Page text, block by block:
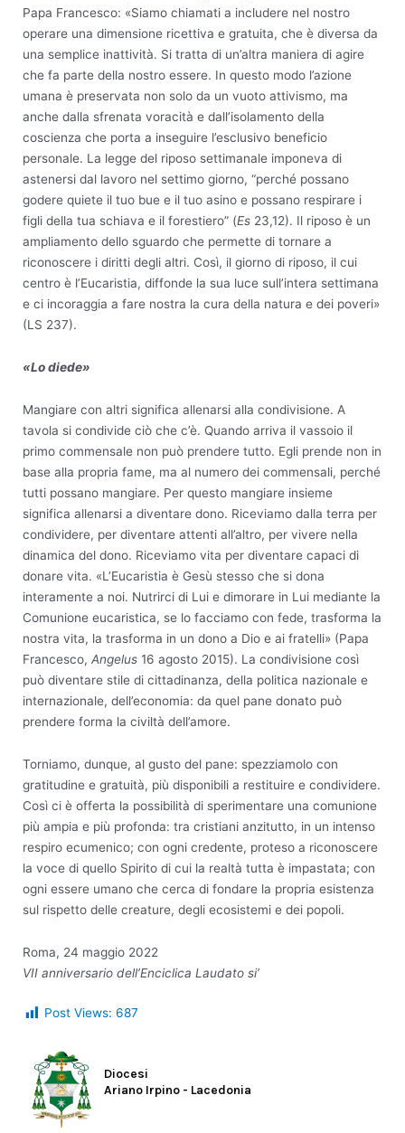
Papa Francesco: «Siamo chiamati a includere nel nostro
operare una dimensione ricettiva e gratuita, che è diversa da
una semplice inattività. Si tratta di un’altra maniera di agire
che fa parte della nostro essere. In questo modo l’azione
umana è preservata non solo da un vuoto attivismo, ma
anche dalla sfrenata voracità e dall’isolamento della
coscienza che porta a inseguire l’esclusivo beneficio
personale. La legge del riposo settimanale imponeva di
astenersi dal lavoro nel settimo giorno, “perché possano
godere quiete il tuo bue e il tuo asino e possano respirare i
figli della tua schiava e il forestiero” (Es 23,12). Il riposo è un
ampliamento dello sguardo che permette di tornare a
riconoscere i diritti degli altri. Così, il giorno di riposo, il cui
centro è l’Eucaristia, diffonde la sua luce sull’intera settimana
e ci incoraggia a fare nostra la cura della natura e dei poveri»
(LS 237).
«Lo diede»
Mangiare con altri significa allenarsi alla condivisione. A
tavola si condivide ciò che c’è. Quando arriva il vassoio il
primo commensale non può prendere tutto. Egli prende non in
base alla propria fame, ma al numero dei commensali, perché
tutti possano mangiare. Per questo mangiare insieme
significa allenarsi a diventare dono. Riceviamo dalla terra per
condividere, per diventare attenti all’altro, per vivere nella
dinamica del dono. Riceviamo vita per diventare capaci di
donare vita. «L’Eucaristia è Gesù stesso che si dona
interamente a noi. Nutrirci di Lui e dimorare in Lui mediante la
Comunione eucaristica, se lo facciamo con fede, trasforma la
nostra vita, la trasforma in un dono a Dio e ai fratelli» (Papa
Francesco, Angelus 16 agosto 2015). La condivisione così
può diventare stile di cittadinanza, della politica nazionale e
internazionale, dell’economia: da quel pane donato può
prendere forma la civiltà dell’amore.
Torniamo, dunque, al gusto del pane: spezziamolo con
gratitudine e gratuità, più disponibili a restituire e condividere.
Così ci è offerta la possibilità di sperimentare una comunione
più ampia e più profonda: tra cristiani anzitutto, in un intenso
respiro ecumenico; con ogni credente, proteso a riconoscere
la voce di quello Spirito di cui la realtà tutta è impastata; con
ogni essere umano che cerca di fondare la propria esistenza
sul rispetto delle creature, degli ecosistemi e dei popoli.
Roma, 24 maggio 2022
VII anniversario dell’Enciclica Laudato si’
Post Views: 687
Diocesi
Ariano Irpino - Lacedonia